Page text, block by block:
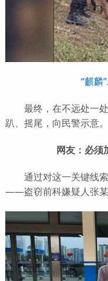
“麒麟
最终，在不远处一处
趴、摇尾，向民警示意。
网友：必须
通过对这一关键线索
——盗窃前科嫌疑人张某